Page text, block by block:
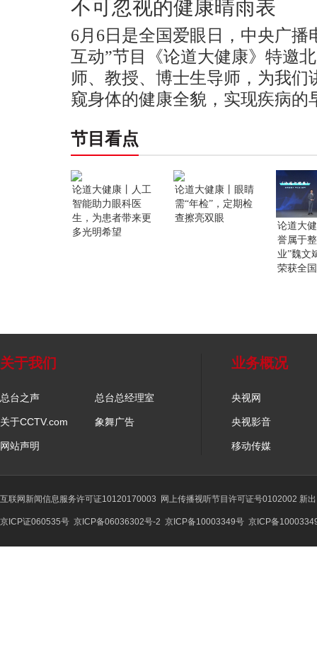
不可忽视的健康晴雨表
​6月6日是全国爱眼日，中央广
互动”节目《论道大健康》特邀
师、教授、博士生导师，为我们
窥身体的健康全貌，实现疾病
节目看点
论道大健康丨人工
智能助力眼科医
生，为患者带来更
多光明希望
论道大健康丨眼睛
需“年检”，定期检
查擦亮双眼
论道大
誉属于
业”魏文
荣获全
关于我们
总台之声 总台总经理室
关于CCTV.com 象舞广告
网站声明
业务概况
央视网
央视影音
移动传媒
互联网新闻信息服务许可证10120170003 网上传播视听节目许可证号0102002 新
京ICP证060535号 京ICP备06036302号-2 京ICP备10003349号 京ICP备